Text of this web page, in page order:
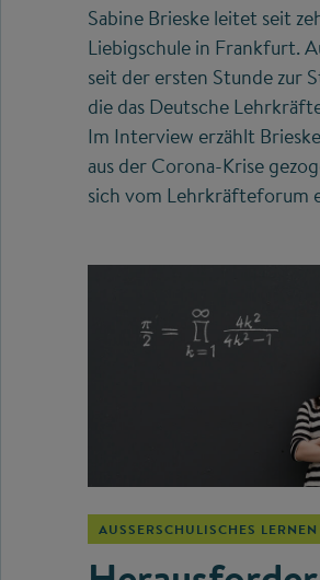
Sabine Brieske leitet seit
Liebigschule in Frankfurt.
seit der ersten Stunde zur
die das Deutsche
Im Interview erzählt
aus der Corona-Krise
sich vom Lehrkräfteforum
AUSSERSCHULISCHES LERNEN